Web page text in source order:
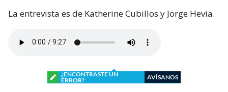
La entrevista es de Katherine Cubillos y Jorge Hevia.
¿ENCONTRASTE UN
ERROR?
AVÍSANOS